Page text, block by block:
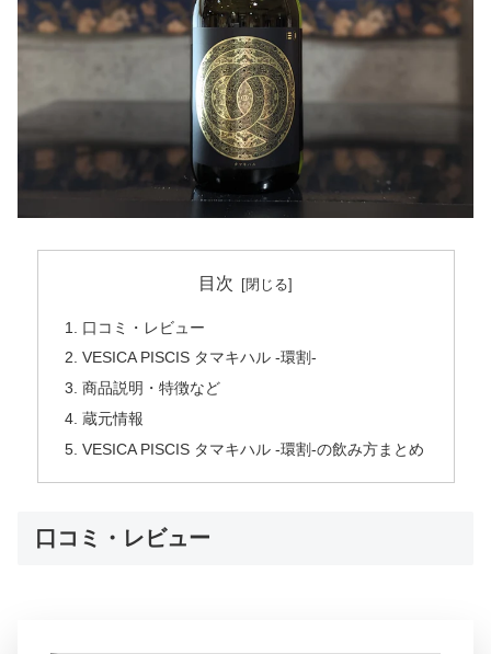
目次
口コミ・レビュー
VESICA PISCIS タマキハル -環割-
商品説明・特徴など
蔵元情報
VESICA PISCIS タマキハル -環割-の飲み方まとめ
口コミ・レビュー